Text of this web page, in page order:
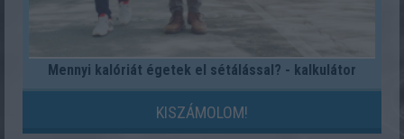
Mennyi kalóriát égetek el sétálással? - kalkulátor
KISZÁMOLOM!